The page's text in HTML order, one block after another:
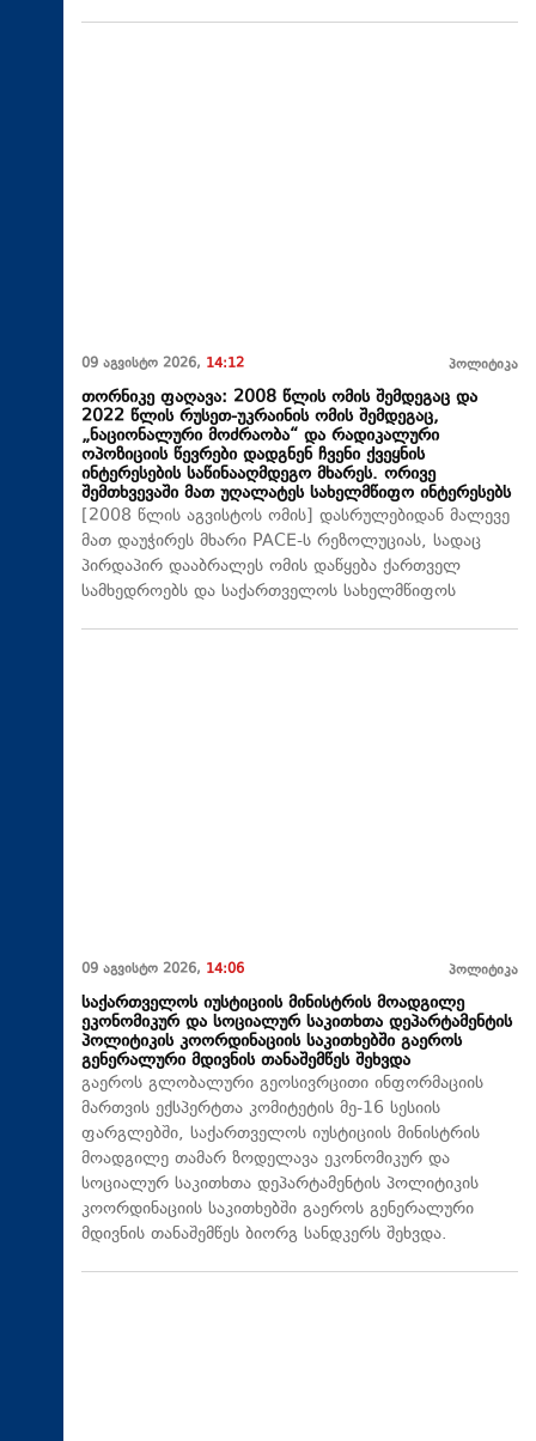
09 აგვისტო 2026, 14:12 პოლიტიკა
თორნიკე ფაღავა: 2008 წლის ომის შემდეგაც და
2022 წლის რუსეთ-უკრაინის ომის შემდეგაც,
„ნაციონალური მოძრაობა“ და რადიკალური
ოპოზიციის წევრები დადგნენ ჩვენი ქვეყნის
ინტერესების საწინააღმდეგო მხარეს. ორივე
შემთხვევაში მათ უღალატეს სახელმწიფო ინტერესებს
[2008 წლის აგვისტოს ომის] დასრულებიდან მალევე
მათ დაუჭირეს მხარი PACE-ს რეზოლუციას, სადაც
პირდაპირ დააბრალეს ომის დაწყება ქართველ
სამხედროებს და საქართველოს სახელმწიფოს
09 აგვისტო 2026, 14:06 პოლიტიკა
საქართველოს იუსტიციის მინისტრის მოადგილე
ეკონომიკურ და სოციალურ საკითხთა დეპარტამენტის
პოლიტიკის კოორდინაციის საკითხებში გაეროს
გენერალური მდივნის თანაშემწეს შეხვდა
გაეროს გლობალური გეოსივრცითი ინფორმაციის
მართვის ექსპერტთა კომიტეტის მე-16 სესიის
ფარგლებში, საქართველოს იუსტიციის მინისტრის
მოადგილე თამარ ზოდელავა ეკონომიკურ და
სოციალურ საკითხთა დეპარტამენტის პოლიტიკის
კოორდინაციის საკითხებში გაეროს გენერალური
მდივნის თანაშემწეს ბიორგ სანდკერს შეხვდა.